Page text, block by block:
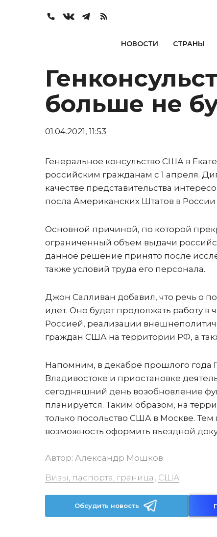
НОВОСТИ СТРАНЫ
больше не
01.04.2021, 11:53
Генеральное консульство США в
российским гражданам с 1 апреля.
качестве представительства
посла Американских Штатов в
Основной причиной, по которой
ограниченный объем выдачи
данное решение принято после
также условий труда его персонала.
Джон Салливан добавил, что речь о
идет. Оно будет продолжать работу
Россией, реализации
граждан США на территории РФ, а
Напомним, в декабре прошлого
Владивостоке и приостановке
сегодняшний день возобновление
планируется. Таким образом, на
только посольство США в Москве.
возможность оформить въездной
Автор: Александр Мошков
Визы, паспорта, граница , США
Обсудить новость